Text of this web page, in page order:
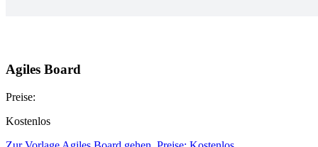
Agiles Board
Preise:
Kostenlos